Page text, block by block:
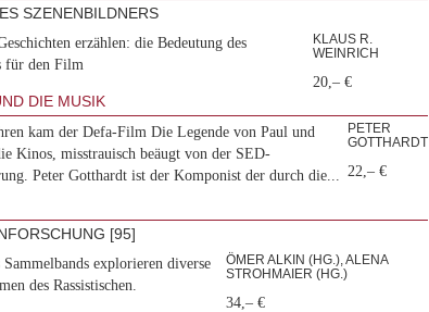
SZENENBILDNERS
erzählen: die Bedeutung des
für den Film
KLAUS R.
WEINRICH
20,– €
DIE MUSIK
kam der Defa-Film Die Legende von Paul und
Kinos, misstrauisch beäugt von der SED-
Peter Gotthardt ist der Komponist der durch die...
PETER
GOTTHARDT
22,– €
[95]
explorieren diverse
des Rassistischen.
ÖMER ALKIN (HG.), ALENA
STROHMAIER (HG.)
34,– €